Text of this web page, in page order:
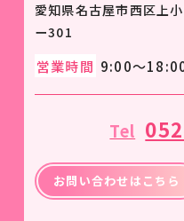
愛知県名古屋市西区上
ー301
営業時間 9:00～
Tel
お問い合わせはこちら